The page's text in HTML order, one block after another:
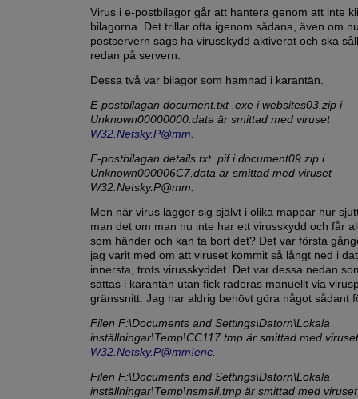
Virus i e-postbilagor går att hantera genom att inte
bilagorna. Det trillar ofta igenom sådana, även om
postservern sägs ha virusskydd aktiverat och ska
redan på servern.
Dessa två var bilagor som hamnad i karantän.
E-postbilagan document.txt .exe i websites03.zip i
Unknown00000000.data är smittad med viruset
W32.Netsky.P@mm.
E-postbilagan details.txt .pif i document09.zip i
Unknown000006C7.data är smittad med viruset
W32.Netsky.P@mm.
Men när virus lägger sig självt i olika mappar hur
man det om man nu inte har ett virusskydd och får
som händer och kan ta bort det? Det var första
jag varit med om att viruset kommit så långt ned i
innersta, trots virusskyddet. Det var dessa nedan
sättas i karantän utan fick raderas manuellt via
gränssnitt. Jag har aldrig behövt göra något sådant
Filen F:\Documents and Settings\Datorn\Lokala
inställningar\Temp\CC117.tmp är smittad med viruset
W32.Netsky.P@mm!enc.
Filen F:\Documents and Settings\Datorn\Lokala
inställningar\Temp\nsmail.tmp är smittad med viruset